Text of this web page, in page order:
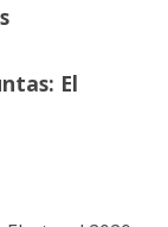
El